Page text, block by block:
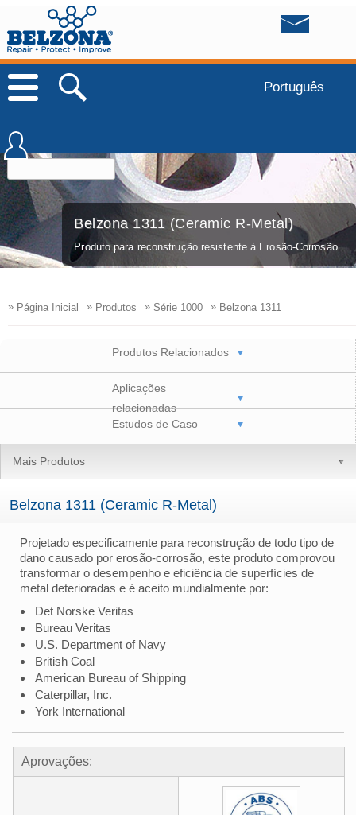
Português
Belzona 1311 (Ceramic R-Metal)
Produto para reconstrução resistente à Erosão-Corrosão.
» Página Inicial » Produtos » Série 1000 » Belzona 1311
Produtos Relacionados
Aplicações
relacionadas
Estudos de Caso
Mais Produtos
Belzona 1311 (Ceramic R-Metal)
Projetado especificamente para reconstrução de todo tipo de
dano causado por erosão-corrosão, este produto comprovou
transformar o desempenho e eficiência de superfícies de
metal deterioradas e é aceito mundialmente por:
Det Norske Veritas
Bureau Veritas
U.S. Department of Navy
British Coal
American Bureau of Shipping
Caterpillar, Inc.
York International
Aprovações: